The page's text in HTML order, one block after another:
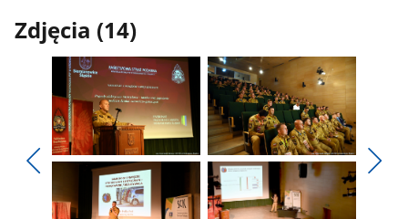
Zdjęcia (14)
poprzednie
Pokaż
1
Pokaż
zdjęcie
2